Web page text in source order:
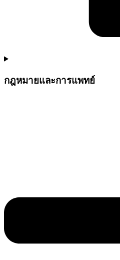
กฎหมายและการแพทย์